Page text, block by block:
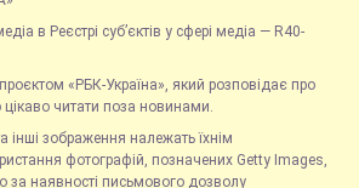
в Реєстрі суб’єктів у сфері медіа — R40-
«РБК-Україна», який розповідає про
читати поза новинами.
інші зображення належать їхнім
фотографій, позначених Getty Images,
за наявності письмового дозволу